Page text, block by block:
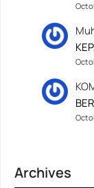
Archives